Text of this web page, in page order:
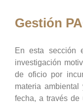
Gestión
En esta sección
investigación
de oficio por
materia
fecha, a través